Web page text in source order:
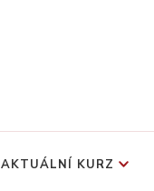
AKTUÁLNÍ KURZ